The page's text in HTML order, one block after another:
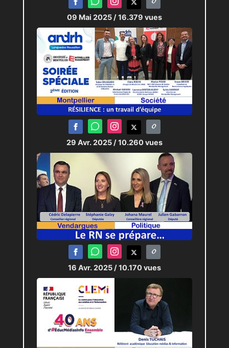
09 Mai 2025 / 16.379 vues
29 Avr. 2025 / 10.260 vues
16 Avr. 2025 / 10.170 vues